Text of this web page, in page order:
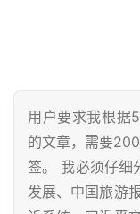
用户要求我根据
的文章，需要
签。 我必须仔细
发展、中国旅游